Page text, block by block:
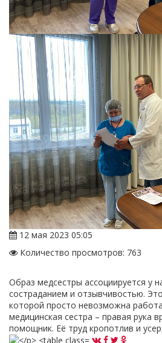
12 мая 2023 05:05
Количество просмотров: 763
Образ медсестры ассоциируется у
состраданием и отзывчивостью.
которой просто невозможна
медицинская сестра – правая рука
помощник. Её труд кропотлив и